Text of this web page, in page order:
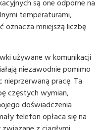
są one odporne na
temperaturami,
oznacza mniejszą liczbę
używane w komunikacji
niezawodnie pomimo
pracę. Ta
częstych wymian,
doświadczenia
telefon opłaca się na